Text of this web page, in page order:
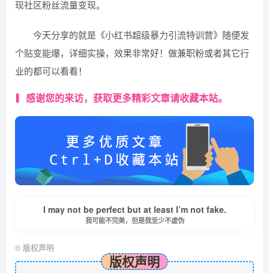
现社区粉丝流量变现。
今天分享的就是《小红书超级暴力引流特训营》随便发
个贴变能爆，详细实操，效果非常好！做兼职粉或者其它行
业的都可以看看！
感谢您的来访，获取更多精彩文章请收藏本站。
I may not be perfect but at least I’m not fake.
我可能不完美，但是我至少不虚伪
© 版权声明
版权声明